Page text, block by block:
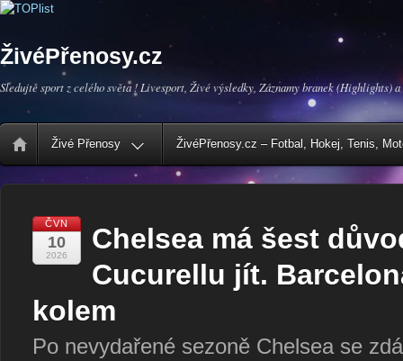
ŽivéPřenosy.cz
Sledujte sport z celého světa ! Livesport, Živé výsledky, Záznamy branek (Highlights) a
Živé Přenosy ŽivéPřenosy.cz – Fotbal, Hokej, Tenis,
ČVN
10
2026
Chelsea má šest
Cucurellu jít.
kolem
Po nevydařené sezoně Chelsea se